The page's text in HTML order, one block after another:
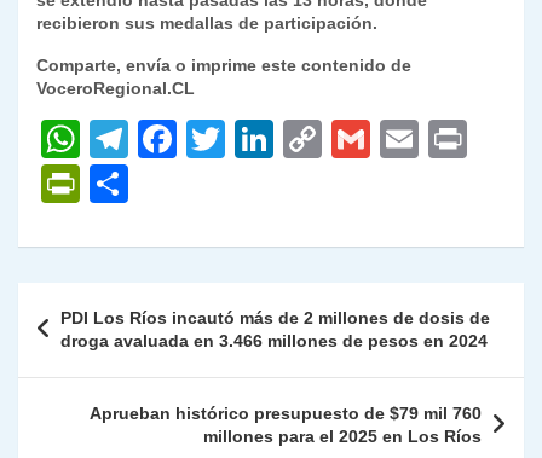
recibieron sus medallas de participación.
Comparte, envía o imprime este contenido de
VoceroRegional.CL
W
h
at
s
p
p
T
gr
m
F
e
o
o
k
T
er
Li
e
n
C
y
n
k
G
l
E
l
P
nt
Fr
ie
n
dl
m
p
ar
tir
de
entradas
PDI Los Ríos incautó más de 2 millones de dosis de
droga avaluada en 3.466 millones de pesos en 2024
Aprueban histórico presupuesto de $79 mil 760
millones para el 2025 en Los Ríos